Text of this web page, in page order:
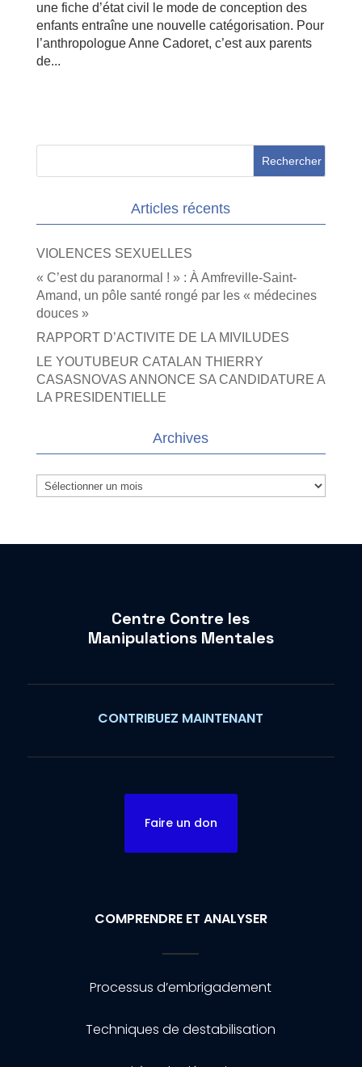
une fiche d’état civil le mode de conception des
enfants entraîne une nouvelle catégorisation. Pour
l’anthropologue Anne Cadoret, c’est aux parents
de...
Articles récents
VIOLENCES SEXUELLES
« C’est du paranormal ! » : À Amfreville-Saint-
Amand, un pôle santé rongé par les « médecines
douces »
RAPPORT D’ACTIVITE DE LA MIVILUDES
LE YOUTUBEUR CATALAN THIERRY
CASASNOVAS ANNONCE SA CANDIDATURE A
LA PRESIDENTIELLE
Archives
Archives
Centre Contre les
Manipulations Mentales
CONTRIBUEZ MAINTENANT
Faire un don
COMPRENDRE ET ANALYSER
Processus d’embrigadement
Techniques de destabilisation